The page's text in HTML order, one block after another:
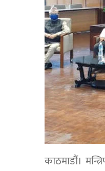
काठमाडौं।